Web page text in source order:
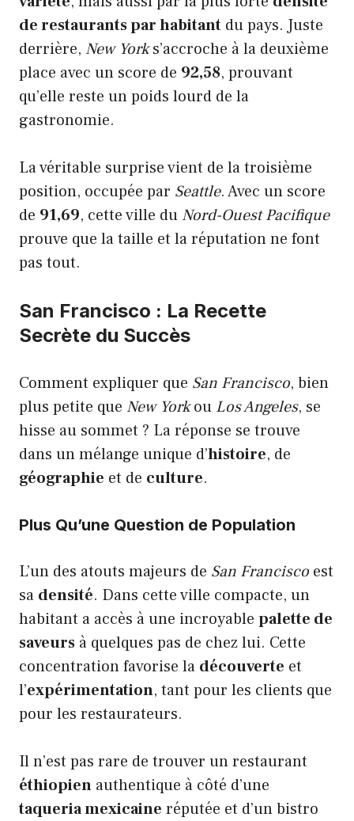
de restaurants par habitant du pays. Juste
derrière, New Yorks’accroche à la deuxième
place avec un score de 92,58, prouvant
qu’elle reste un poids lourd de la
gastronomie.
La véritable surprise vient de la troisième
position, occupée par Seattle. Avec un score
de 91,69, cette ville du Nord-Ouest Pacifique
prouve que la taille et la réputation ne font
pas tout.
San Francisco : La Recette
Secrète du Succès
Comment expliquer que San Francisco, bien
plus petite que New Yorkou Los Angeles, se
hisse au sommet ? La réponse se trouve
dans un mélange unique d’histoire, de
géographie et de culture.
Plus Qu’une Question de Population
L’un des atouts majeurs de San Francisco est
sa densité. Dans cette ville compacte, un
habitant a accès à une incroyable palette de
saveurs à quelques pas de chez lui. Cette
concentration favorise la découverte et
l’expérimentation, tant pour les clients que
pour les restaurateurs.
Il n’est pas rare de trouver un restaurant
éthiopien authentique à côté d’une
taqueria mexicaine réputée et d’un bistro